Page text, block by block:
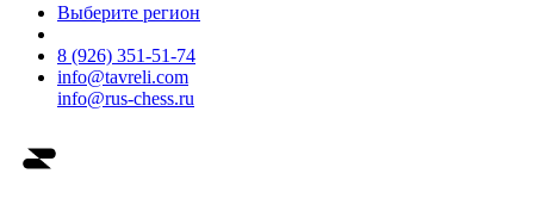
Выберите регион
8 (926) 351-51-74
info@tavreli.com
info@rus-chess.ru